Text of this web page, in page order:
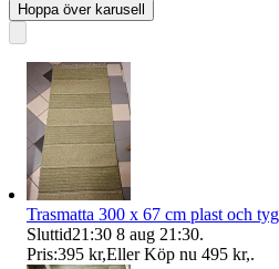
Hoppa över karusell
Trasmatta 300 x 67 cm plast och
Sluttid21:30 8 aug 21:30.
Pris:395 kr,Eller Köp nu 495 kr,.